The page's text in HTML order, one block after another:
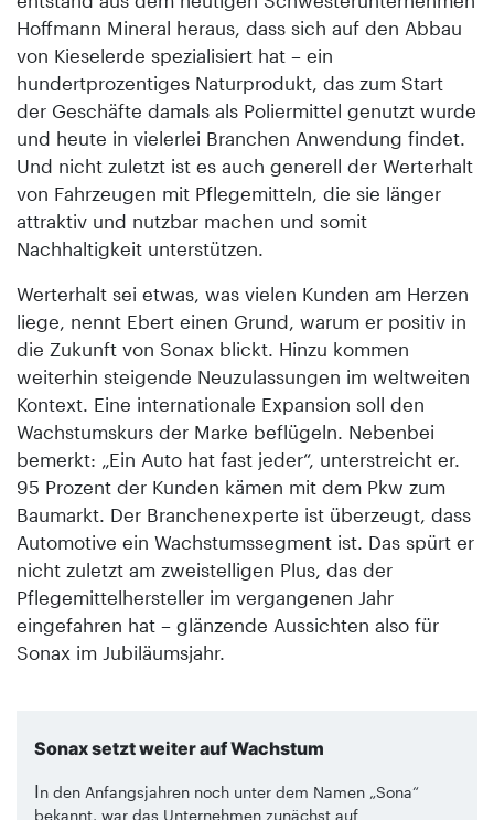
Hoffmann Mineral heraus, dass sich auf den Abbau
von Kieselerde spezialisiert hat – ein
hundertprozentiges Naturprodukt, das zum Start
der Geschäfte damals als Poliermittel genutzt wurde
und heute in vielerlei Branchen Anwendung findet.
Und nicht zuletzt ist es auch generell der Werterhalt
von Fahrzeugen mit Pflegemitteln, die sie länger
attraktiv und nutzbar machen und somit
Nachhaltigkeit unterstützen.
Werterhalt sei etwas, was vielen Kunden am Herzen
liege, nennt Ebert einen Grund, warum er positiv in
die Zukunft von Sonax blickt. Hinzu kommen
weiterhin steigende Neuzulassungen im weltweiten
Kontext. Eine internationale Expansion soll den
Wachstumskurs der Marke beflügeln. Nebenbei
bemerkt: „Ein Auto hat fast jeder“, unterstreicht er.
95 Prozent der Kunden kämen mit dem Pkw zum
Baumarkt. Der Branchenexperte ist überzeugt, dass
Automotive ein Wachstumssegment ist. Das spürt er
nicht zuletzt am zweistelligen Plus, das der
Pflegemittelhersteller im vergangenen Jahr
eingefahren hat – glänzende Aussichten also für
Sonax im Jubiläumsjahr.
Sonax setzt weiter auf Wachstum
In den Anfangsjahren noch unter dem Namen „Sona“
bekannt, war das Unternehmen zunächst auf